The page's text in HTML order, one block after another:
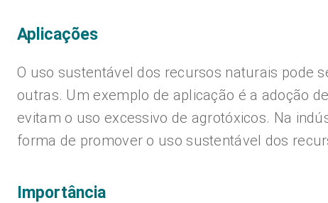
Aplicações
O uso sustentável dos recursos naturais pode
outras. Um exemplo de aplicação é a adoção
evitam o uso excessivo de agrotóxicos. Na
forma de promover o uso sustentável dos
Importância